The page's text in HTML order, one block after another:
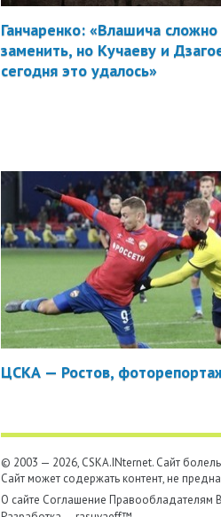
Ганчаренко: «Влашича сложно
заменить, но Кучаеву и
сегодня это удалось»
ЦСКА — Ростов,
© 2003 — 2026, CSKA.INternet. Cайт
Сайт может содержать контент, не
О сайте Соглашение Правообладателям